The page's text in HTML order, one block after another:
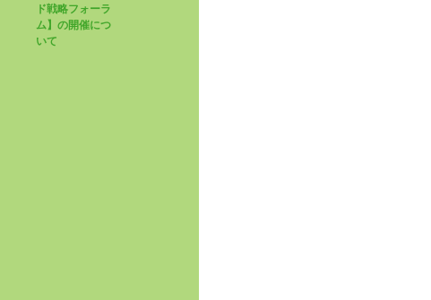
ド戦略フォーラ
ム】の開催につ
いて